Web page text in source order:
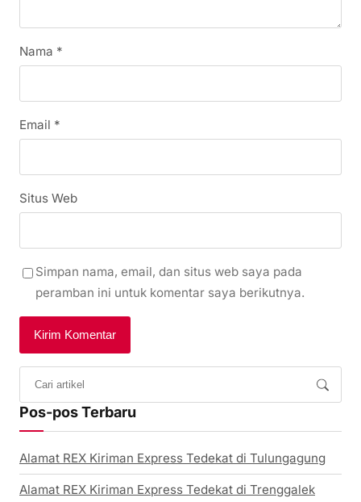
Nama *
Email *
Situs Web
Simpan nama, email, dan situs web saya pada
peramban ini untuk komentar saya berikutnya.
Pos-pos Terbaru
Alamat REX Kiriman Express Tedekat di Tulungagung
Alamat REX Kiriman Express Tedekat di Trenggalek